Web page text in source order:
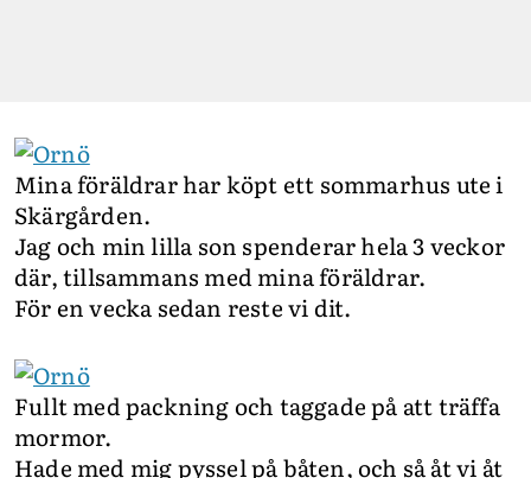
Mina föräldrar har köpt ett sommarhus ute i
Skärgården.
Jag och min lilla son spenderar hela 3 veckor
där, tillsammans med mina föräldrar.
För en vecka sedan reste vi dit.
Fullt med packning och taggade på att träffa
mormor.
Hade med mig pyssel på båten, och så åt vi åt